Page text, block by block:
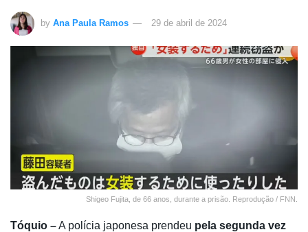
by Ana Paula Ramos 29 de abril de 2024
Shigeo Fujita, de 66 anos, durante a prisão. Reprodução / FNN.
Tóquio –A polícia japonesa prendeu pela segunda vez